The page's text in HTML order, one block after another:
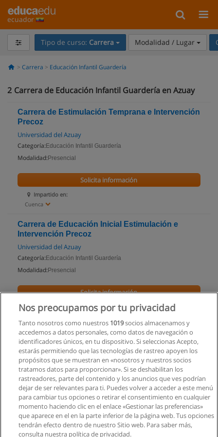
ecuador
Tipo de curso: Carrera Modalidad / Lugar
Carrera Educación Infantil Guardería
2 Carrera de Educación Infantil Guardería en Azuay
Carrera de Estimulación Temprana e Intervención
Precoz
Universidad del Azuay
Categoría: Educación Infantil Guardería
Modalidad: Presencial
Impartido en:
Cuenca
Solicita información
Carrera de Educación Inicial Estimulación e
Intervención Precoz
Universidad del Azuay
Categoría: Educación Infantil Guardería
Modalidad: Presencial
Impartido en:
Solicita información
Nos preocupamos por tu privacidad
Tanto nosotros como nuestros 1019socios almacenamos y
accedemos a datos personales, como datos de navegación o
identificadores únicos, en tu dispositivo. Si seleccionas Acepto,
estarás permitiendo que las tecnologías de rastreo apoyen los
propósitos que se muestran en «nosotros y nuestros socios
tratamos datos para proporcionar». Si se deshabilitan los
rastreadores, parte del contenido y los anuncios que ves podrían
dejar de ser relevantes para ti. Puedes volver a acceder a este menú
para cambiar tus opciones o retirar el consentimiento en cualquier
momento haciendo clic en el enlace «Gestionar las preferencias»
que aparece en el en la parte inferior de la página web. Tus opciones
tendrán efecto dentro de nuestro Sitio web. Para saber más,
consulta nuestra política de privacidad.